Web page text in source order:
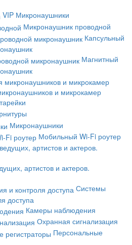
VIP Микронаушники
Микронаушник проводной
Капсульный
Магнитный
и микрокамер
Микронаушники
Мобильный Wi-Fi роутер
артистов и актеров.
Системы
доступа
Камеры наблюдения
Охранная сигнализация
Персональные